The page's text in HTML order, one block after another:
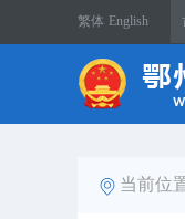
繁体 English
当前位